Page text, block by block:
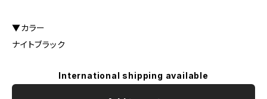
▼カラー
ナイトブラック
International shipping available